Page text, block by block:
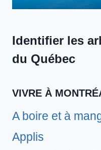
Identifier les
du Québec
VIVRE À
A boire et à
Applis